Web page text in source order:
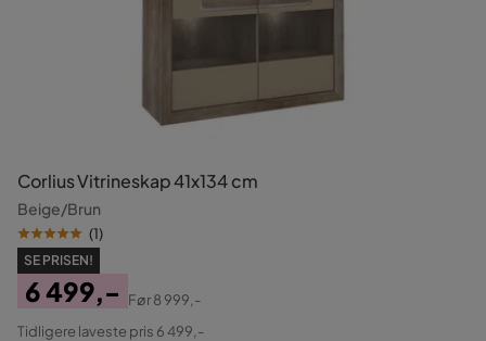
Corlius Vitrineskap 41x134 cm
Beige/Brun
(1)
SE PRISEN!
Pris
6 499,-
Original
Før8 999,-
Tidligere laveste pris 6 499,-